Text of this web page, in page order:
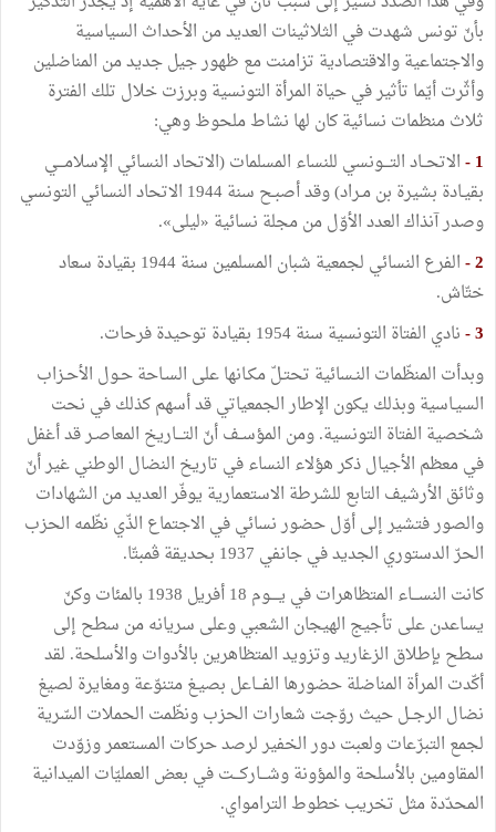
بأنّ تونس شهدت في الثلاثينات العديد من الأحداث السياسية
والاجتماعية والاقتصادية تزامنت مع ظهور جيل جديد من المناضلين
وأثّرت أيّما تأثير في حياة المرأة التونسية وبرزت خلال تلك الفترة
ثلاث منظمات نسائية كان لها نشاط ملحوظ وهي:
1 - الاتحــاد التـــونسي للنساء المسلمات (الاتحاد النسائي الإسلامـــي
بقيـادة بشيرة بن مـراد) وقد أصبـح سنة 1944 الاتحاد النسائي التونسي
وصدر آنذاك العدد الأوّل من مجلة نسائية «ليلى».
2 -
الفرع النسائي لجمعية شبان المسلمين سنة 1944 بقيادة سعاد
ختّاش.
3 - نادي الفتاة التونسية سنة 1954 بقيادة توحيدة فرحات.
وبدأت المنظّمات النـسائية تحتـلّ مكـانها على السـاحة حـول الأحـزاب
السيـاسية وبذلك يكون الإطار الجمعياتي قد أسهم كذلك في نحت
شخصية الفتاة التونسية. ومن المؤســف أنّ التـــاريخ المعاصـر قد أغفل
في معظم الأجيال ذكر هؤلاء النساء في تاريخ النضال الوطني غير أنّ
وثائق الأرشيف التابع للشرطة الاستعمارية يوفّر العديد من الشهادات
والصور فتشير إلى أوّل حضور نسائي في الاجتماع الذّي نظّمه الحزب
الحرّ الدستوري الجديد في جانفي 1937 بحديقة ڤمبتّا.
كانت النســـاء المتظاهرات في يــــوم 18 أفريل 1938 بالمئات وكنّ
يساعدن على تأجيج الهيجان الشعبي وعلى سريانه من سطح إلى
سطح بإطلاق الزغاريد وتزويد المتظاهرين بالأدوات والأسلحة. لقد
أكّدت المرأة المناضلة حضورها الفـــاعل بصيـغ متنوّعة ومغايرة لصيغ
نضال الرجــل حيث روّجت شعارات الحزب ونظّمت الحملات السّرية
لجمع التبرّعات ولعبت دور الخفير لرصد حركات المستعمر وزوّدت
المقاومين بالأسلحة والمؤونة وشـــاركـــت في بعض العمليّات الميدانية
المحدّدة مثل تخريب خطوط الترامواي.